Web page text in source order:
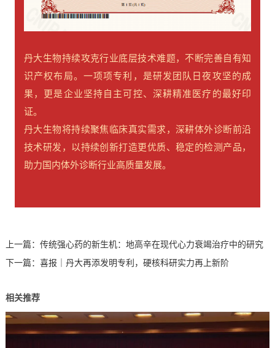
丹大生物持续攻克行业底层技术难题，不断完善自有知
识产权布局。一项项专利，是研发团队日夜攻坚的成
果，更是企业坚持自主可控、深耕精准医疗的最好印
证。
丹大生物将持续聚焦临床真实需求，深耕体外诊断前沿
技术研发，以持续创新打造更优质、稳定的检测产品，
助力国内体外诊断行业高质量发展。
上一篇： 传统强心药的新生机：地高辛在现代心力衰竭治疗中的研究
下一篇： 喜报｜丹大再添发明专利，硬核科研实力再上新阶
相关推荐